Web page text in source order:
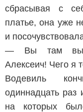
сбрасывая с
платье, она уже
и
— Вы там
Алексеич! Чего я
Водевиль
одиннадцать раз
на которых